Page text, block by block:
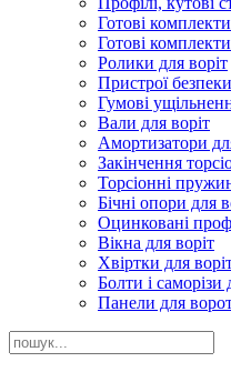
Готові
Готові
Ролики для воріт
Пристрої
Гумові
Вали для воріт
Амортизатори
Закінчення
Торсіонні
Бічні опори для
Оцинковані
Вікна для воріт
Хвіртки для
Болти і саморізи
Панели для